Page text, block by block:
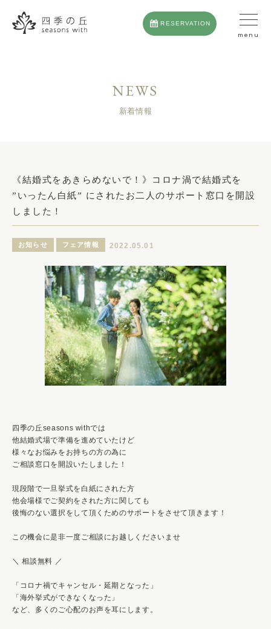
RESERVATION
NEWS
新着情報
《結婚式をあきらめないで！》コロナ渦で結婚式を
”いったん白紙” にされたお二人のサポート窓口を開設
しました！
お知らせ フェア情報 2022.05.01
四季の丘seasons withでは
他結婚式場で準備を進めていたけど
様々なお悩みをお持ちの方の為に
ご相談窓口を開設いたしました！
現段階で一旦挙式を白紙にされた方
他会場様でご契約をされた方に関しても
後悔のない選択をして頂くためのサポートをさせて頂きます！
この機会に是非一度ご相談にお越しくださいませ
＼ 相談無料 ／
「コロナ禍でキャンセル・延期となった」
「海外挙式ができなくなった」
など、多くのご心配のお声を耳にします。